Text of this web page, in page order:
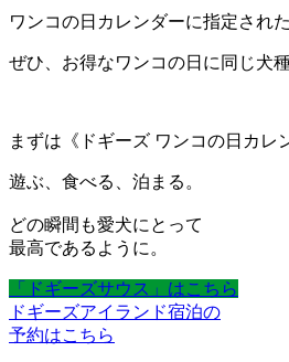
ワンコの日カレンダーに指定され
ぜひ、お得なワンコの日に同じ犬
まずは《ドギーズ ワンコの日カレ
遊ぶ、食べる、泊まる。
どの瞬間も愛犬にとって
最高であるように。
「ドギーズサウス」はこちら
ドギーズアイランド宿泊の
予約はこちら